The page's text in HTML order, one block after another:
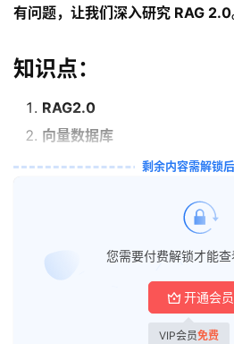
有问题，让我们深入研究 RAG 2.0
知识点：
RAG2.0
向量数据库
剩余内容需解锁
您需要付费解锁才能
开通会员
VIP会员免费